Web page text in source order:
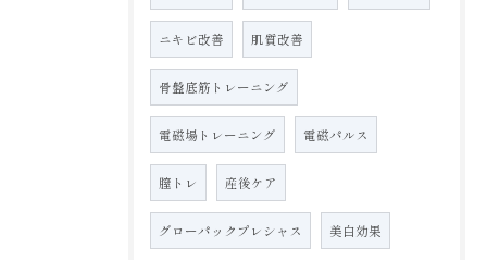
ニキビ改善 肌質改善
骨盤底筋トレーニング
電磁場トレーニング 電磁パルス
膣トレ 産後ケア
グローパックプレシャス 美白効果